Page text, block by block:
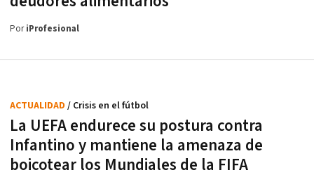
PoriProfesional
La UEFA endurece su postura contra
Infantino y mantiene la amenaza de
boicotear los Mundiales de la FIFA
ACTUALIDAD / Crisis en el fútbol